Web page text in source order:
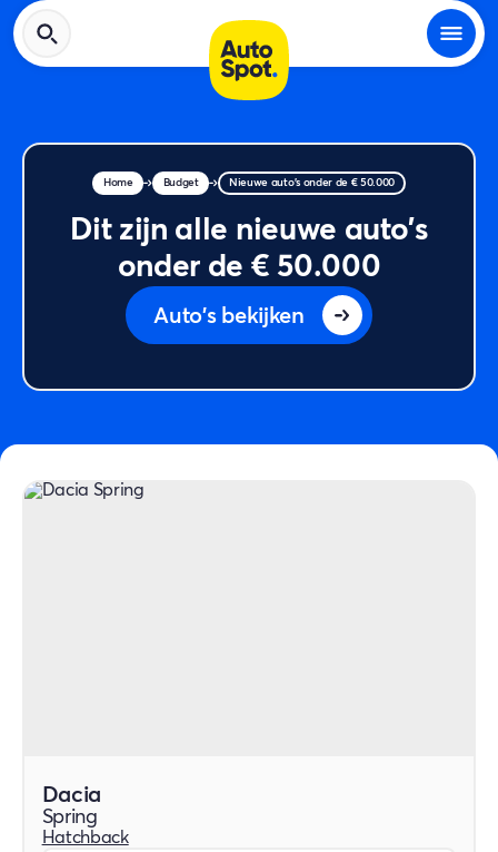
Home Budget Nieuwe auto's onder de € 50.000
Dit zijn alle nieuwe auto's
onder de € 50.000
Auto's bekijken
Dacia
Spring
Hatchback